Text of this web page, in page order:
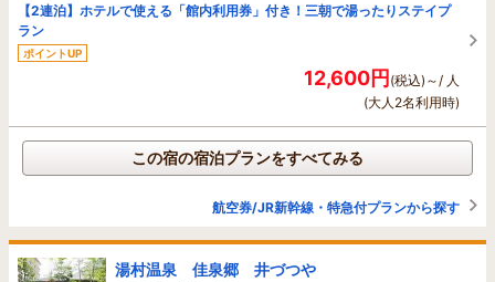
【2連泊】ホテルで使える「館内利用券」付き！三朝で湯ったりステイプ
ラン
ポイントUP
12,600円(税込)～/ 人
(大人2名利用時)
この宿の宿泊プランをすべてみる
航空券/JR新幹線・特急付プランから探す
湯村温泉 佳泉郷 井づつや